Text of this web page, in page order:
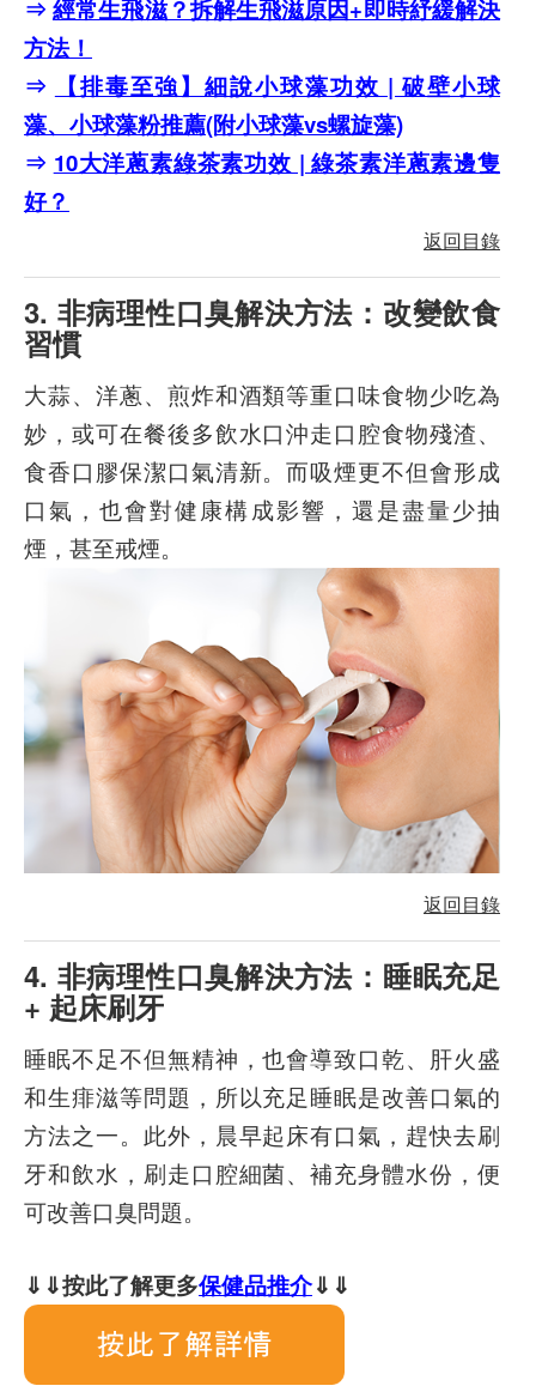
⇒經常生飛滋？拆解生飛滋原因+即時紓緩解決
方法！
⇒
【排毒至強】細說小球藻功效 | 破壁小球
藻、小球藻粉推薦(附小球藻vs螺旋藻)
⇒ 10大洋蔥素綠茶素功效 | 綠茶素洋蔥素邊隻
好？
返回目錄
3. 非病理性口臭解決方法：改變飲食
習慣
大蒜、洋蔥、煎炸和酒類等重口味食物少吃為
妙，或可在餐後多飲水口沖走口腔食物殘渣、
食香口膠保潔口氣清新。而吸煙更不但會形成
口氣，也會對健康構成影響，還是盡量少抽
煙，甚至戒煙。
返回目錄
4. 非病理性口臭解決方法：睡眠充足
+ 起床刷牙
睡眠不足不但無精神，也會導致口乾、肝火盛
和生痱滋等問題，所以充足睡眠是改善口氣的
方法之一。此外，晨早起床有口氣，趕快去刷
牙和飲水，刷走口腔細菌、補充身體水份，便
可改善口臭問題。
⇓⇓按此了解更多保健品推介⇓⇓